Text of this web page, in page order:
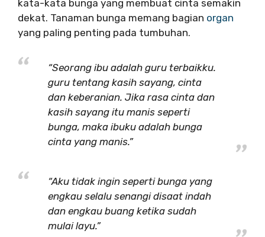
kata-kata bunga yang membuat cinta semakin
dekat. Tanaman bunga memang bagian organ
yang paling penting pada tumbuhan.
“Seorang ibu adalah guru terbaikku.
guru tentang kasih sayang, cinta
dan keberanian. Jika rasa cinta dan
kasih sayang itu manis seperti
bunga, maka ibuku adalah bunga
cinta yang manis.”
“Aku tidak ingin seperti bunga yang
engkau selalu senangi disaat indah
dan engkau buang ketika sudah
mulai layu.”